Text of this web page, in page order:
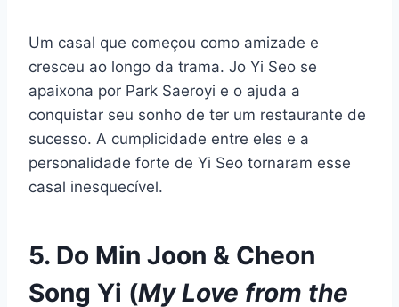
Um casal que começou como amizade e
cresceu ao longo da trama. Jo Yi Seo se
apaixona por Park Saeroyi e o ajuda a
conquistar seu sonho de ter um restaurante de
sucesso. A cumplicidade entre eles e a
personalidade forte de Yi Seo tornaram esse
casal inesquecível.
5. Do Min Joon & Cheon
Song Yi (My Love from the